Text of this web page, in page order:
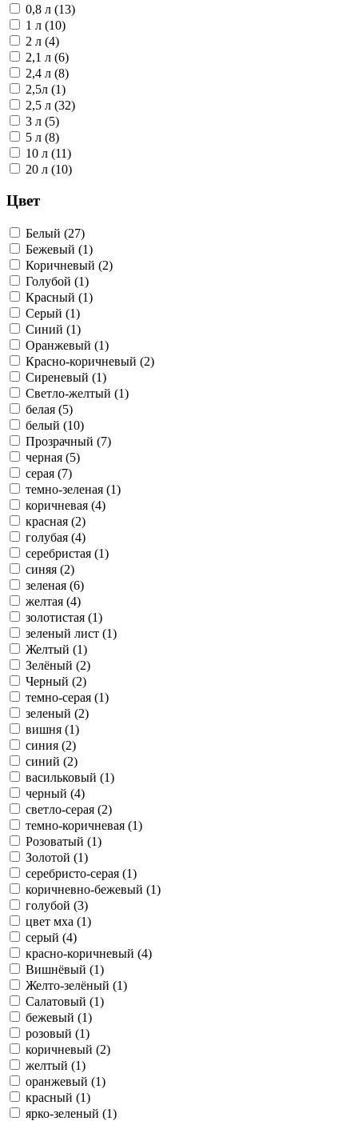
0,8 л (13)
1 л (10)
2 л (4)
2,1 л (6)
2,4 л (8)
2,5л (1)
2,5 л (32)
3 л (5)
5 л (8)
10 л (11)
20 л (10)
Цвет
Белый (27)
Бежевый (1)
Коричневый (2)
Голубой (1)
Красный (1)
Серый (1)
Синий (1)
Оранжевый (1)
Красно-коричневый (2)
Сиреневый (1)
Светло-желтый (1)
белая (5)
белый (10)
Прозрачный (7)
черная (5)
серая (7)
темно-зеленая (1)
коричневая (4)
красная (2)
голубая (4)
серебристая (1)
синяя (2)
зеленая (6)
желтая (4)
золотистая (1)
зеленый лист (1)
Желтый (1)
Зелёный (2)
Черный (2)
темно-серая (1)
зеленый (2)
вишня (1)
синия (2)
синий (2)
васильковый (1)
черный (4)
светло-серая (2)
темно-коричневая (1)
Розоватый (1)
Золотой (1)
серебристо-серая (1)
коричневно-бежевый (1)
голубой (3)
цвет мха (1)
серый (4)
красно-коричневый (4)
Вишнёвый (1)
Желто-зелёный (1)
Салатовый (1)
бежевый (1)
розовый (1)
коричневый (2)
желтый (1)
оранжевый (1)
красный (1)
ярко-зеленый (1)